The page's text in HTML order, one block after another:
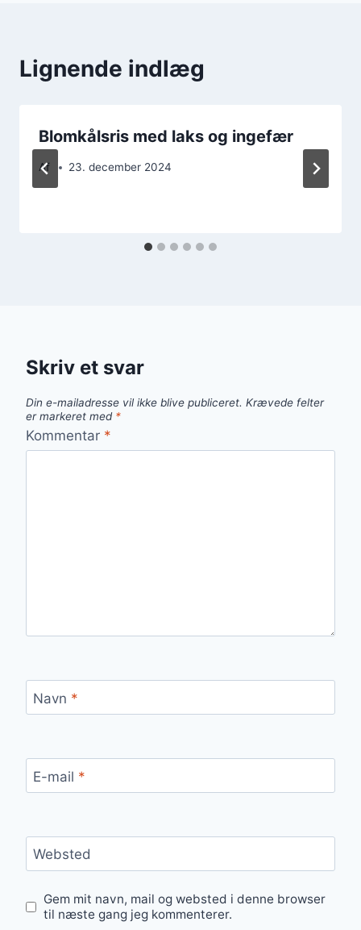
Lignende indlæg
Blomkålsris med laks og ingefær
Af 23. december 2024
Skriv et svar
Din e-mailadresse vil ikke blive publiceret. Krævede felter
er markeret med *
Kommentar *
Navn *
E-mail *
Websted
Gem mit navn, mail og websted i denne browser
til næste gang jeg kommenterer.